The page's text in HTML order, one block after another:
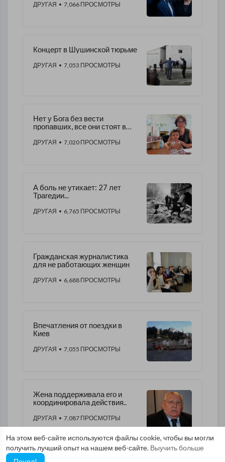
На этом веб-сайте используются файлы cookie, чтобы вы могли
получить лучший опыт на нашем веб-сайте. Выучить больше
ДРУГАЯ • 7,066 ПРОСМОТРЫ
Концерт в Шушинской тюрьме
ДРУГАЯ • 7,053 ПРОСМОТРЫ
Нет у Бога без вести
пропавших, все они стоят в
ДРУГАЯ • 7,020 ПРОСМОТРЫ
А боль не утихает: 27 лет
Трагедии...
ДРУГАЯ • 6,765 ПРОСМОТРЫ
Гражданская журналистика
для не работающих женщин
ДРУГАЯ • 6,688 ПРОСМОТРЫ
Впечатления от поездки в
Киев
ДРУГАЯ • 7,055 ПРОСМОТРЫ
Жена поддерживала его и
координировала действия..
ДРУГАЯ • 7,087 ПРОСМОТРЫ